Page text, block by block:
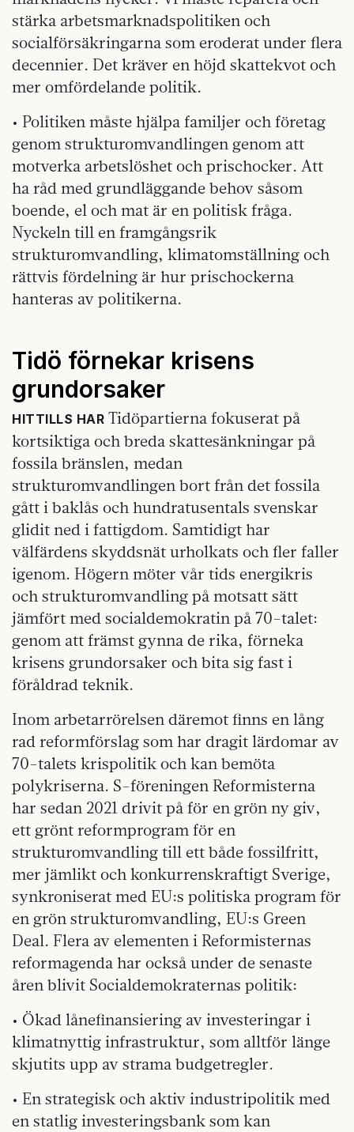
stärka arbetsmarknadspolitiken och
socialförsäkringarna som eroderat under flera
decennier. Det kräver en höjd skattekvot och
mer omfördelande politik.
• Politiken måste hjälpa familjer och företag
genom strukturomvandlingen genom att
motverka arbetslöshet och prischocker. Att
ha råd med grundläggande behov såsom
boende, el och mat är en politisk fråga.
Nyckeln till en framgångsrik
strukturomvandling, klimatomställning och
rättvis fördelning är hur prischockerna
hanteras av politikerna.
Tidö förnekar krisens
grundorsaker
HITTILLS HAR Tidöpartierna fokuserat på
kortsiktiga och breda skattesänkningar på
fossila bränslen, medan
strukturomvandlingen bort från det fossila
gått i baklås och hundratusentals svenskar
glidit ned i fattigdom. Samtidigt har
välfärdens skyddsnät urholkats och fler faller
igenom. Högern möter vår tids energikris
och strukturomvandling på motsatt sätt
jämfört med socialdemokratin på 70-talet:
genom att främst gynna de rika, förneka
krisens grundorsaker och bita sig fast i
föråldrad teknik.
Inom arbetarrörelsen däremot finns en lång
rad reformförslag som har dragit lärdomar av
70-talets krispolitik och kan bemöta
polykriserna. S-föreningen Reformisterna
har sedan 2021 drivit på för en grön ny giv,
ett grönt reformprogram för en
strukturomvandling till ett både fossilfritt,
mer jämlikt och konkurrenskraftigt Sverige,
synkroniserat med EU:s politiska program för
en grön strukturomvandling, EU:s Green
Deal. Flera av elementen i Reformisternas
reformagenda har också under de senaste
åren blivit Socialdemokraternas politik:
• Ökad lånefinansiering av investeringar i
klimatnyttig infrastruktur, som alltför länge
skjutits upp av strama budgetregler.
• En strategisk och aktiv industripolitik med
en statlig investeringsbank som kan